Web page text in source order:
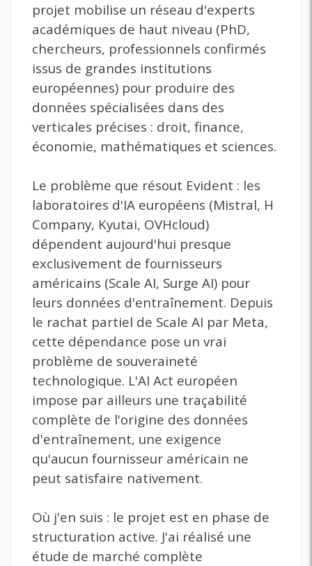
projet mobilise un réseau d'experts
académiques de haut niveau (PhD,
chercheurs, professionnels confirmés
issus de grandes institutions
européennes) pour produire des
données spécialisées dans des
verticales précises : droit, finance,
économie, mathématiques et sciences.
Le problème que résout Evident : les
laboratoires d'IA européens (Mistral, H
Company, Kyutai, OVHcloud)
dépendent aujourd'hui presque
exclusivement de fournisseurs
américains (Scale AI, Surge AI) pour
leurs données d'entraînement. Depuis
le rachat partiel de Scale AI par Meta,
cette dépendance pose un vrai
problème de souveraineté
technologique. L'AI Act européen
impose par ailleurs une traçabilité
complète de l'origine des données
d'entraînement, une exigence
qu'aucun fournisseur américain ne
peut satisfaire nativement.
Où j'en suis : le projet est en phase de
structuration active. J'ai réalisé une
étude de marché complète